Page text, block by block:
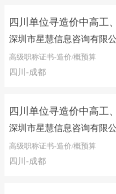
四川单位寻造价中高工
深圳市星慧信息咨询有限
高级职称证书-造价/概预算
四川-成都
四川单位寻造价中高工
深圳市星慧信息咨询有限
高级职称证书-造价/概预算
四川-成都